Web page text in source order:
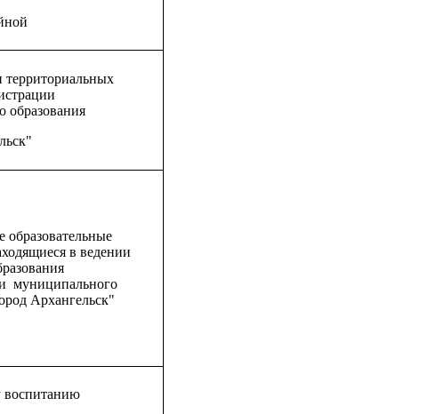
образования
в ведении
муниципального
Архангельск"
воспитанию